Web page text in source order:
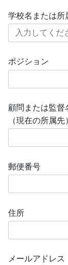
学校名または所
ポジション
顧問または監督
（現在の所属先
郵便番号
住所
メールアドレス